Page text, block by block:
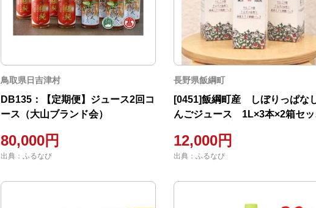
鳥取県日吉津村
DB135：【定期便】ジュース2回コ
ース（大山ブランド会）
80,000円
出典：ふるなび
長野県飯綱町
[0451]飯綱町産 しぼりっぱな
んごジュース 1L×3本×2箱セッ
12,000円
出典：ふるなび